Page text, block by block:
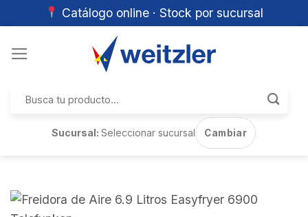
Catálogo online · Stock por sucursal
por:
Sucursal:Seleccionar sucursal Cambiar